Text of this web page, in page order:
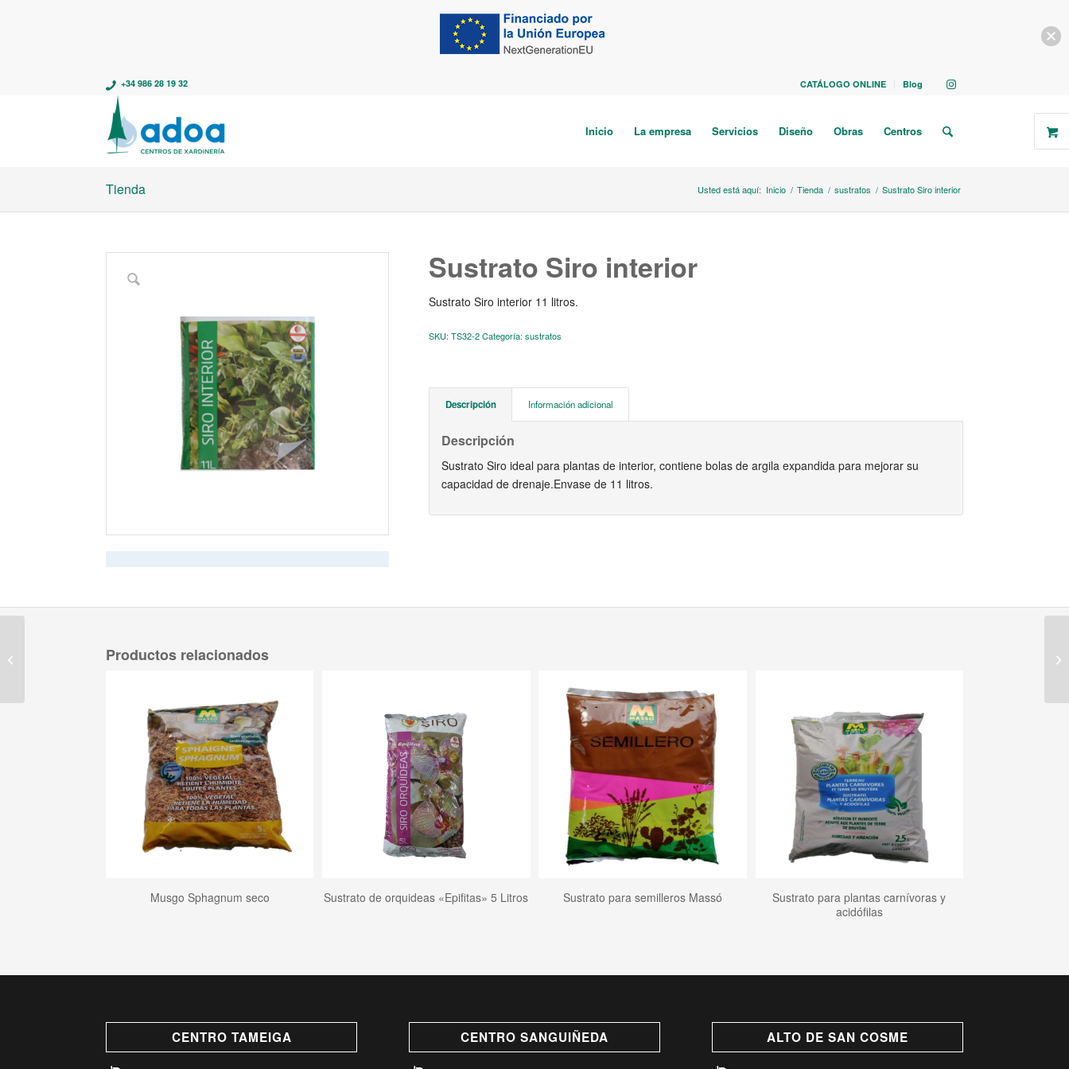
CATÁLOGO ONLINE Blog
+34 986 28 19 32
Inicio La empresa Servicios Diseño Obras Centros
Tienda Usted está aquí: Inicio / Tienda / sustratos / Sustrato Siro interior
Sustrato Siro interior
Sustrato Siro interior 11 litros.
SKU: TS32-2 Categoría: sustratos
Descripción Información adicional
Descripción
Sustrato Siro ideal para plantas de interior, contiene bolas de argila expandida para mejorar su
capacidad de drenaje.Envase de 11 litros.
Productos relacionados
Musgo Sphagnum seco Sustrato de orquideas «Epifitas» 5 Litros Sustrato para semilleros Massó
Sustrato para plantas carnívoras y
acidófilas
CENTRO TAMEIGA CENTRO SANGUIÑEDA ALTO DE SAN COSME
Fertilizante plantas